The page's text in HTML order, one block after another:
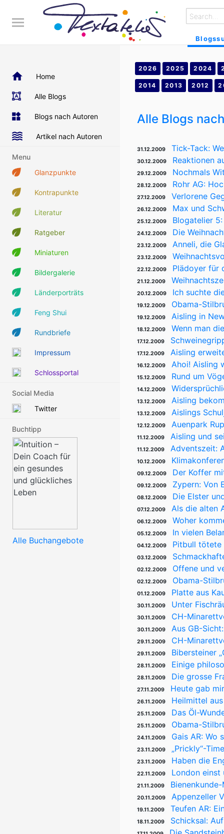
Home
Alle Blogs
Blogs nach Autoren
Artikel nach Autoren
Menu
Glanzpunkte
Kontrapunkte
Literatur
Ratgeber
Miniaturen
Bildergalerie
Länderporträts
Feng Shui
Rundbriefe
Impressum
Schlossportal
Social Media
Twitter
Buchtipp
Alle Buchangebote
2026 2025 2024
2014 2013 2012
Alle Blogs
31.12.2009 Tick-Tack:
30.12.2009 Reaktionen
29.12.2009 Nochmals
28.12.2009 Rohr AG:
27.12.2009 Verlorene
26.12.2009 Max und
25.12.2009 Blogatelier
24.12.2009 Die
23.12.2009 Anneli, die
23.12.2009
22.12.2009 Plädoyer für
21.12.2009
20.12.2009 Ich suchte
19.12.2009 Obama-
19.12.2009 Aisling in
18.12.2009 Wenn man
17.12.2009
17.12.2009 Aisling
16.12.2009 Ahoi! Aisling
15.12.2009 Rund um
14.12.2009
13.12.2009 Aisling
13.12.2009 Aislings
12.12.2009 Auenpark
11.12.2009 Aisling und
11.12.2009 Adventszeit:
10.12.2009
09.12.2009 Der Koffer
09.12.2009 Zypern: Von
08.12.2009 Die Elster
07.12.2009 Als die alten
06.12.2009 Woher
05.12.2009 In vielen
04.12.2009 Pitbull tötete
03.12.2009
02.12.2009 Offene und
02.12.2009 Obama-
01.12.2009 Platte aus
30.11.2009 Unter
30.11.2009 CH-
30.11.2009 Aus GB-
29.11.2009 CH-
29.11.2009 Bibersteiner
28.11.2009 Einige
28.11.2009 Die grosse
27.11.2009 Heute gab
26.11.2009 Heilmittel
25.11.2009 Das Öl-
25.11.2009 Obama-
24.11.2009 Gais AR: Wo
23.11.2009 „Prickly“-
23.11.2009 Haben die
22.11.2009 London einst
21.11.2009
20.11.2009 Appenzeller
19.11.2009 Teufen AR:
18.11.2009 Schicksal: